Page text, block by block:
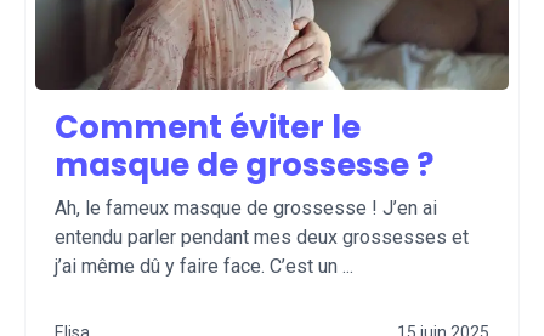
Comment éviter le
masque de grossesse ?
Ah, le fameux masque de grossesse ! J’en ai
entendu parler pendant mes deux grossesses et
j’ai même dû y faire face. C’est un ...